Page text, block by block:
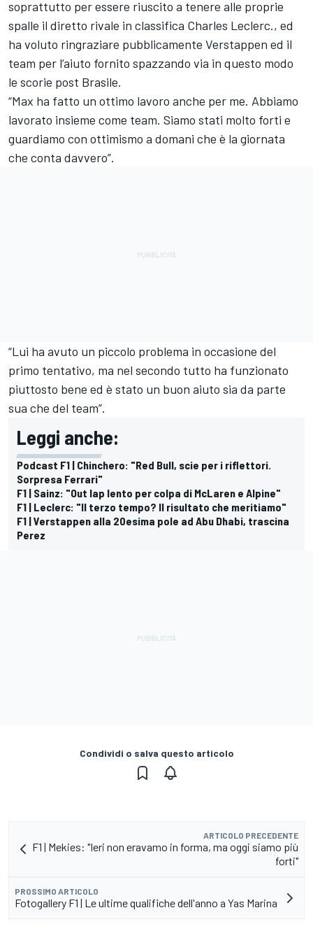
soprattutto per essere riuscito a tenere alle proprie
spalle il diretto rivale in classifica Charles Leclerc., ed
ha voluto ringraziare pubblicamente Verstappen ed il
team per l’aiuto fornito spazzando via in questo modo
le scorie post Brasile.
“Max ha fatto un ottimo lavoro anche per me. Abbiamo
lavorato insieme come team. Siamo stati molto forti e
guardiamo con ottimismo a domani che è la giornata
che conta davvero”.
“Lui ha avuto un piccolo problema in occasione del
primo tentativo, ma nel secondo tutto ha funzionato
piuttosto bene ed è stato un buon aiuto sia da parte
sua che del team”.
Leggi anche:
Podcast F1 | Chinchero: "Red Bull, scie per i riflettori.
Sorpresa Ferrari"
F1 | Sainz: "Out lap lento per colpa di McLaren e Alpine"
F1 | Leclerc: "Il terzo tempo? Il risultato che meritiamo"
F1 | Verstappen alla 20esima pole ad Abu Dhabi, trascina
Perez
Condividi o salva questo articolo
ARTICOLO PRECEDENTE
F1 | Mekies: "Ieri non eravamo in forma, ma oggi siamo più
forti"
PROSSIMO ARTICOLO
Fotogallery F1 | Le ultime qualifiche dell'anno a Yas Marina